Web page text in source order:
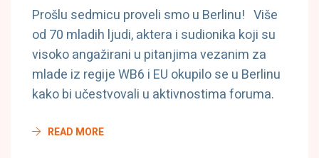
Prošlu sedmicu proveli smo u Berlinu! Više
od 70 mladih ljudi, aktera i sudionika koji su
visoko angažirani u pitanjima vezanim za
mlade iz regije WB6 i EU okupilo se u Berlinu
kako bi učestvovali u aktivnostima foruma.
READ MORE